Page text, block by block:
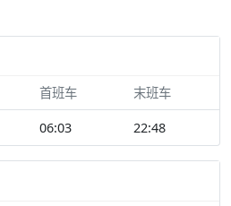
首班车 末班车
06:03 22:48